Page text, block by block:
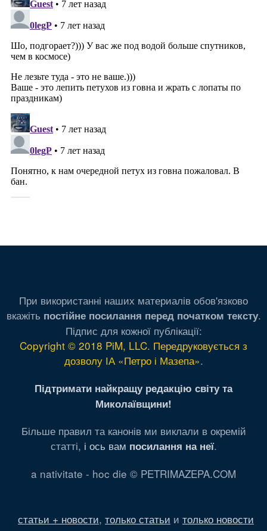
При використанні наших материалів обов'язково
вкажіть постійне посилання перед початком тексту.
Підпис для кожної публікації:
Copyright © 2018 PiM, LLC. Передруковується з
дозволу ІА «Петро і Мазепа».
Підтримати найкращу редакцію світу та
Миколаївщини!
Більше правил та канонів ми виклали в окремій
статті, і ось вам посилання на неї.
a nativitate - hoc die © PETRIMAZEPA.COM
статьи + новости, только статьи и только новости